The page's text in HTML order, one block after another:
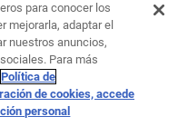
para conocer los
mejorarla, adaptar el
nuestros anuncios,
Para más
Política de
de cookies, accede
personal